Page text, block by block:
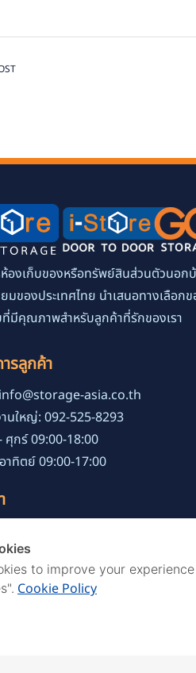
ห้องเก็บของหรือทรัพย์สินส่วนตัวนอก
มของประเทศไทย นำเสนอทางเลือก
ที่มีคุณภาพสำหรับลูกค้าที่รักของเรา
รลูกค้า
asia.co.th
นใหญ่: 092-525-8293
ศุกร์ 09:00-18:00
อาทิตย์ 09:00-17:00
ย กรุงเทพมหานคร 10110
to improve your
Cookie Policy